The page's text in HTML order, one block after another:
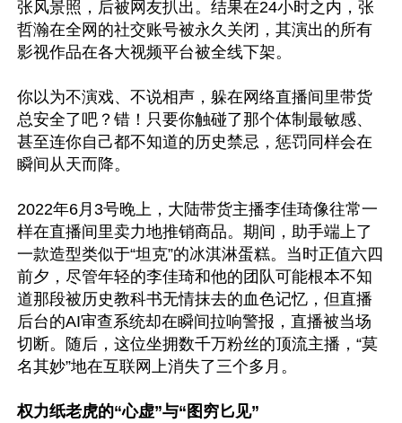
张风景照，后被网友扒出。结果在24小时之内，张
哲瀚在全网的社交账号被永久关闭，其演出的所有
影视作品在各大视频平台被全线下架。
你以为不演戏、不说相声，躲在网络直播间里带货
总安全了吧？错！只要你触碰了那个体制最敏感、
甚至连你自己都不知道的历史禁忌，惩罚同样会在
瞬间从天而降。
2022年6月3号晚上，大陆带货主播李佳琦像往常一
样在直播间里卖力地推销商品。期间，助手端上了
一款造型类似于“坦克”的冰淇淋蛋糕。当时正值六四
前夕，尽管年轻的李佳琦和他的团队可能根本不知
道那段被历史教科书无情抹去的血色记忆，但直播
后台的AI审查系统却在瞬间拉响警报，直播被当场
切断。随后，这位坐拥数千万粉丝的顶流主播，“莫
名其妙”地在互联网上消失了三个多月。
权力纸老虎的“心虚”与“图穷匕见”